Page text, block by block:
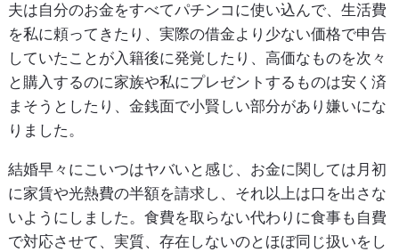
夫は自分のお金をすべてパチンコに使い込んで、生活費
を私に頼ってきたり、実際の借金より少ない価格で申告
していたことが入籍後に発覚したり、高価なものを次々
と購入するのに家族や私にプレゼントするものは安く済
まそうとしたり、金銭面で小賢しい部分があり嫌いにな
りました。
結婚早々にこいつはヤバいと感じ、お金に関しては月初
に家賃や光熱費の半額を請求し、それ以上は口を出さな
いようにしました。食費を取らない代わりに食事も自費
で対応させて、実質、存在しないのとほぼ同じ扱いをし